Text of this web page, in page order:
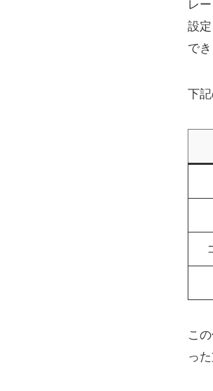
レ
設
でき
下
こ
っ